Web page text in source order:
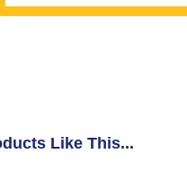
Like This...